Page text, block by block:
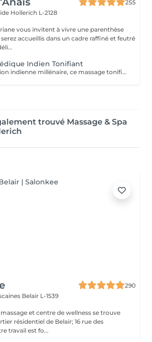
255
Hollerich L-2128
vous invitent à vivre une parenthèse
Indien Tonifiant
Inspiré de la tradition indienne millénaire, ce massage tonifiant à l'huile chaude propose une alternance des rythmes variés. Profitez des fragrances de vanille et cardamome de ce soin qui soulage vos muscles, facilite le sommeil profond et laisse la peau soyeuse.
trouvé Massage & Spa
290
Belair L-1539
et centre de wellness se trouve
résidentiel de Belair; 16 rue des
travail est fo...